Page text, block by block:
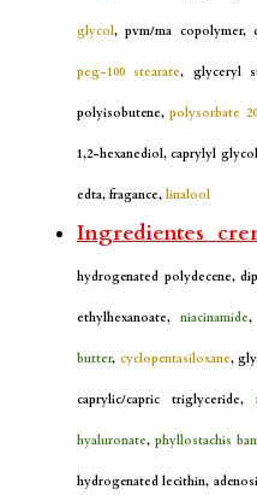
glycol, pvm/ma copolymer,
peg-100 stearate, glyceryl
polyisobutene,polysorbate 20
1,2-hexanediol, caprylyl
edta, fragance, linalool
Ingredientes
hydrogenated polydecene,
ethylhexanoate, niacinamide,
butter, cyclopentasiloxane,
caprylic/capric triglyceride,
hyaluronate, phyllostachis
hydrogenated lecithin,